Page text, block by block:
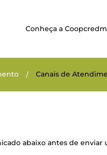
Conheça a
/ Canais de
abaixo antes de